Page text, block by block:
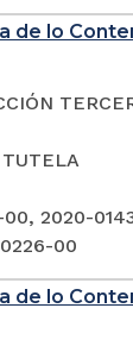
de lo
2020-
00
de lo